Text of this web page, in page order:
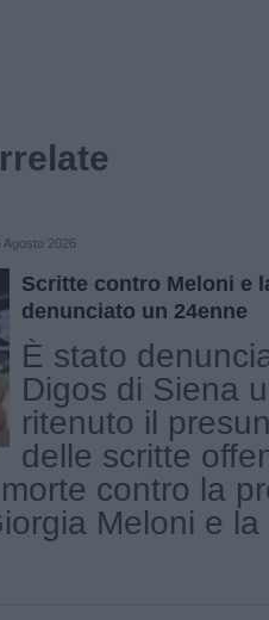
Agosto 2026
Scritte contro Meloni e
denunciato un 24enne
È stato
Digos di Siena
ritenuto il
delle scritte
contro la
Meloni e la